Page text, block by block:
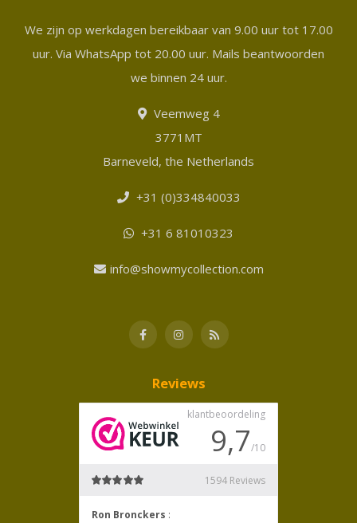
We zijn op werkdagen bereikbaar van 9.00 uur tot 17.00
uur. Via WhatsApp tot 20.00 uur. Mails beantwoorden
we binnen 24 uur.
Veemweg 4
3771MT
Barneveld, the Netherlands
+31 (0)334840033
+31 6 81010323
info@showmycollection.com
Reviews